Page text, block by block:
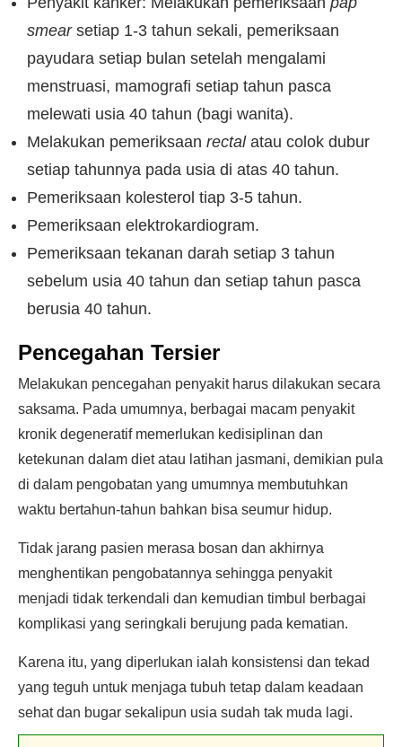
smearsetiap 1-3 tahun sekali, pemeriksaan
payudara setiap bulan setelah mengalami
menstruasi, mamografi setiap tahun pasca
melewati usia 40 tahun (bagi wanita).
Melakukan pemeriksaan rectalatau colok dubur
setiap tahunnya pada usia di atas 40 tahun.
Pemeriksaan kolesterol tiap 3-5 tahun.
Pemeriksaan elektrokardiogram.
Pemeriksaan tekanan darah setiap 3 tahun
sebelum usia 40 tahun dan setiap tahun pasca
berusia 40 tahun.
Pencegahan Tersier
Melakukan pencegahan penyakit harus dilakukan secara
saksama. Pada umumnya, berbagai macam penyakit
kronik degeneratif memerlukan kedisiplinan dan
ketekunan dalam diet atau latihan jasmani, demikian pula
di dalam pengobatan yang umumnya membutuhkan
waktu bertahun-tahun bahkan bisa seumur hidup.
Tidak jarang pasien merasa bosan dan akhirnya
menghentikan pengobatannya sehingga penyakit
menjadi tidak terkendali dan kemudian timbul berbagai
komplikasi yang seringkali berujung pada kematian.
Karena itu, yang diperlukan ialah konsistensi dan tekad
yang teguh untuk menjaga tubuh tetap dalam keadaan
sehat dan bugar sekalipun usia sudah tak muda lagi.